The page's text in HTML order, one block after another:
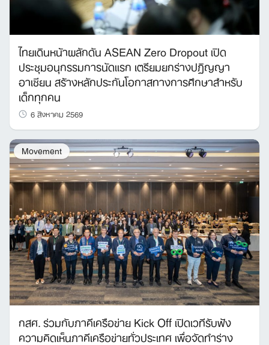
ไทยเดินหน้าผลักดัน ASEAN Zero Dropout เปิด
ประชุมอนุกรรมการนัดแรก เตรียมยกร่างปฏิญญา
อาเซียน สร้างหลักประกันโอกาสทางการศึกษาสำหรับ
เด็กทุกคน
6 สิงหาคม 2569
Movement
กสศ. ร่วมกับภาคีเครือข่าย Kick Off เปิดเวทีรับฟัง
ความคิดเห็นภาคีเครือข่ายทั่วประเทศ เพื่อจัดทำร่าง